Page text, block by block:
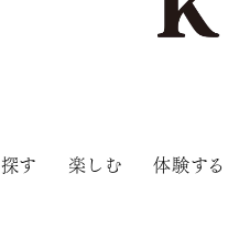
探す 楽しむ 体験する